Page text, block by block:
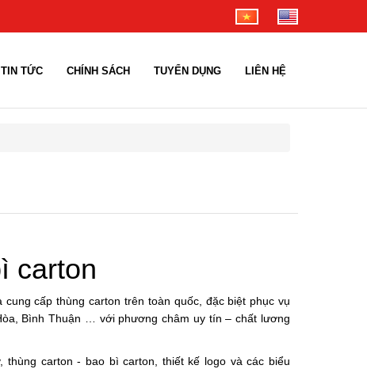
TIN TỨC CHÍNH SÁCH TUYỂN DỤNG LIÊN HỆ
carton
cung cấp thùng carton trên toàn quốc, đặc biệt phục vụ
Bình Thuận … với phương châm uy tín – chất lương
thùng carton - bao bì carton, thiết kế logo và các biểu